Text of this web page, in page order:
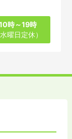
時～19時
水曜日定休）